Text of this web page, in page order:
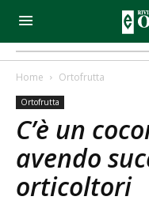
Home Ortofrutta
Ortofrutta
C’è un
avendo
orticoltori